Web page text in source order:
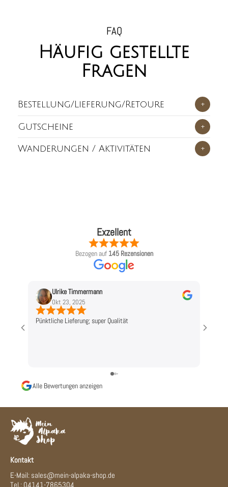
FAQ
Häufig gestellte
Fragen
Bestellung/Lieferung/Retoure +
Gutscheine +
Wanderungen / Aktivitäten +
Exzellent
Bezogen auf 145 Rezensionen
Ulrike Timmermann
Okt 23, 2025
Pünktliche Lieferung; super Qualität
Alle Bewertungen anzeigen
Kontakt
E-Mail: sales@mein-alpaka-shop.de
Tel.: 04141-7865304